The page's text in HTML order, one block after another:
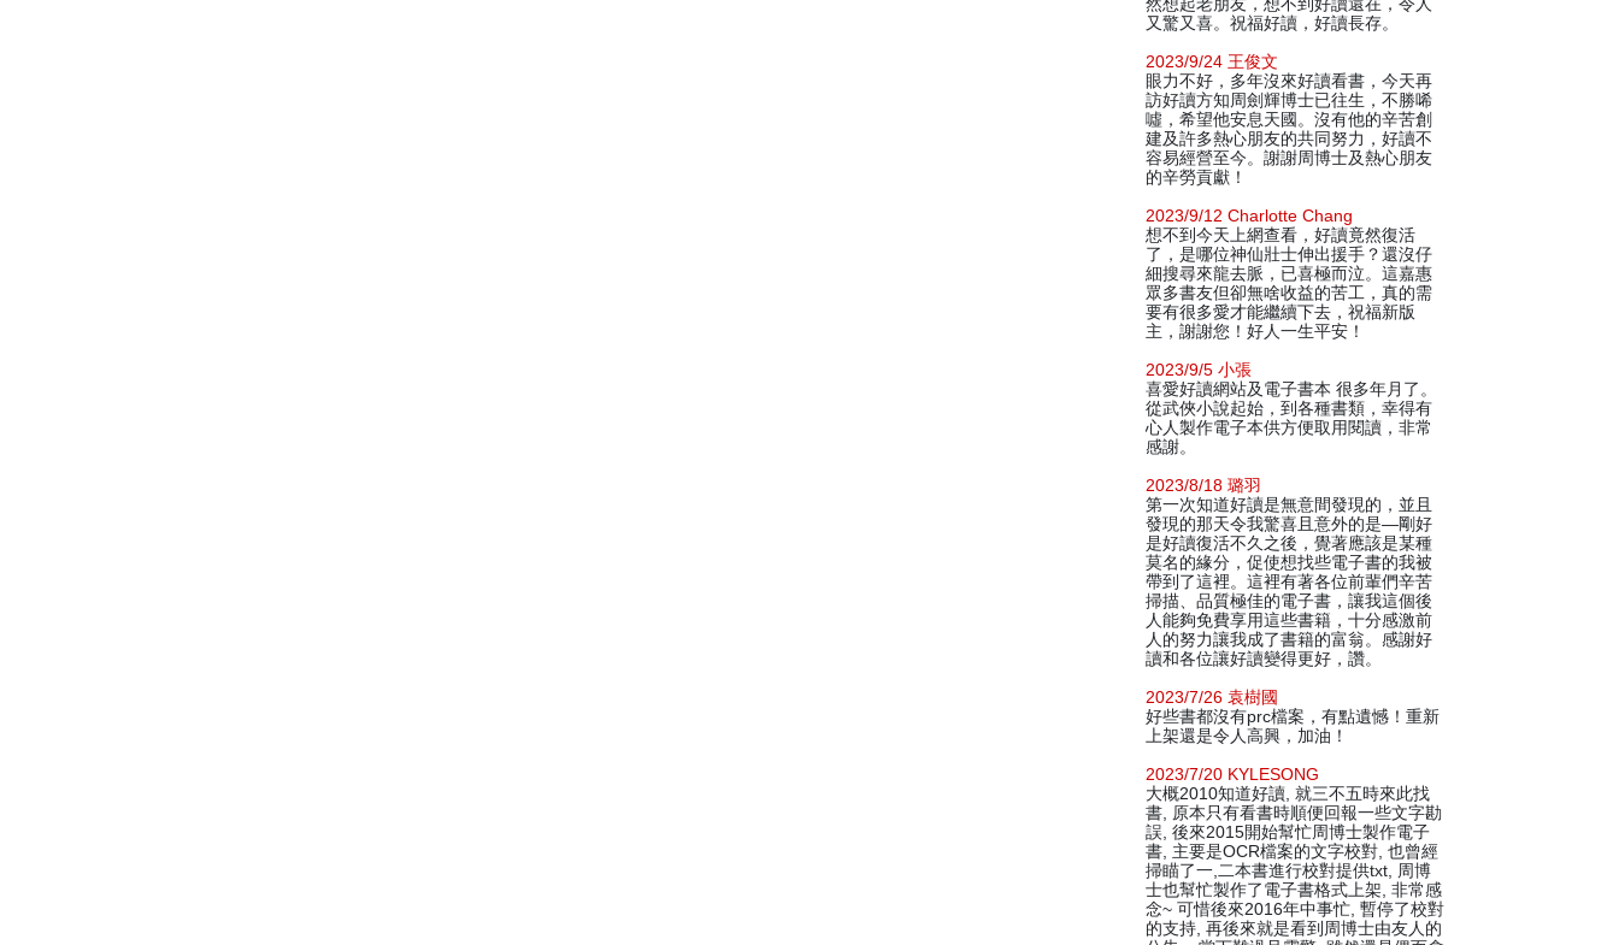
又驚又喜。祝福好讀，好讀長存。
2023/9/24 王俊文
眼力不好，多年沒來好讀看書，今天再
訪好讀方知周劍輝博士已往生，不勝唏
噓，希望他安息天國。沒有他的辛苦創
建及許多熱心朋友的共同努力，好讀不
容易經營至今。謝謝周博士及熱心朋友
的辛勞貢獻！
2023/9/12 Charlotte Chang
想不到今天上網查看，好讀竟然復活
了，是哪位神仙壯士伸出援手？還沒仔
細搜尋來龍去脈，已喜極而泣。這嘉惠
眾多書友但卻無啥收益的苦工，真的需
要有很多愛才能繼續下去，祝福新版
主，謝謝您！好人一生平安！
2023/9/5 小張
喜愛好讀網站及電子書本 很多年月了。
從武俠小說起始，到各種書類，幸得有
心人製作電子本供方便取用閱讀，非常
感謝。
2023/8/18 璐羽
第一次知道好讀是無意間發現的，並且
發現的那天令我驚喜且意外的是—剛好
是好讀復活不久之後，覺著應該是某種
莫名的緣分，促使想找些電子書的我被
帶到了這裡。這裡有著各位前輩們辛苦
掃描、品質極佳的電子書，讓我這個後
人能夠免費享用這些書籍，十分感激前
人的努力讓我成了書籍的富翁。感謝好
讀和各位讓好讀變得更好，讚。
2023/7/26 袁樹國
好些書都沒有prc檔案，有點遺憾！重新
上架還是令人高興，加油！
2023/7/20 KYLESONG
大概2010知道好讀, 就三不五時來此找
書, 原本只有看書時順便回報一些文字勘
誤, 後來2015開始幫忙周博士製作電子
書, 主要是OCR檔案的文字校對, 也曾經
掃瞄了一,二本書進行校對提供txt, 周博
士也幫忙製作了電子書格式上架, 非常感
念~ 可惜後來2016年中事忙, 暫停了校對
的支持, 再後來就是看到周博士由友人的